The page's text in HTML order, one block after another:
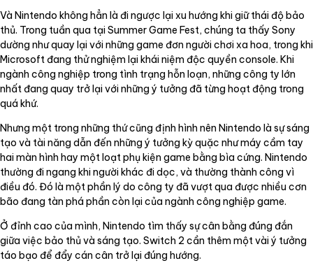
Và Nintendo không hẳn là đi ngược lại xu hướng khi giữ thái độ bảo
thủ. Trong tuần qua tại Summer Game Fest, chúng ta thấy Sony
dường như quay lại với những game đơn người chơi xa hoa, trong khi
Microsoft đang thử nghiệm lại khái niệm độc quyền console. Khi
ngành công nghiệp trong tình trạng hỗn loạn, những công ty lớn
nhất đang quay trở lại với những ý tưởng đã từng hoạt động trong
quá khứ.
Nhưng một trong những thứ cũng định hình nên Nintendo là sự sáng
tạo và tài năng dẫn đến những ý tưởng kỳ quặc như máy cầm tay
hai màn hình hay một loạt phụ kiện game bằng bìa cứng. Nintendo
thường đi ngang khi người khác đi dọc, và thường thành công vì
điều đó. Đó là một phần lý do công ty đã vượt qua được nhiều cơn
bão đang tàn phá phần còn lại của ngành công nghiệp game.
Ở đỉnh cao của mình, Nintendo tìm thấy sự cân bằng đúng đắn
giữa việc bảo thủ và sáng tạo. Switch 2 cần thêm một vài ý tưởng
táo bạo để đẩy cán cân trở lại đúng hướng.